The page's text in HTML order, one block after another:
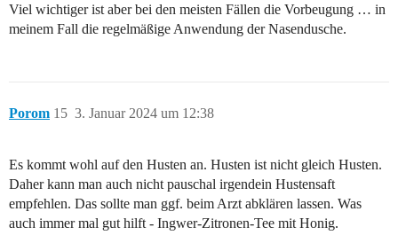
Viel wichtiger ist aber bei den meisten Fällen die Vorbeugung … in
meinem Fall die regelmäßige Anwendung der Nasendusche.
Porom 3. Januar 2024 um 12:38
15
Es kommt wohl auf den Husten an. Husten ist nicht gleich Husten.
Daher kann man auch nicht pauschal irgendein Hustensaft
empfehlen. Das sollte man ggf. beim Arzt abklären lassen. Was
auch immer mal gut hilft - Ingwer-Zitronen-Tee mit Honig.